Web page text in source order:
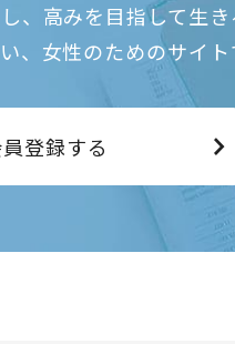
、高みを目指して生
、女性のためのサイト
登録する